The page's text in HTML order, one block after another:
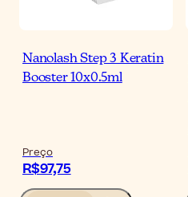
Nanolash Step 3 Keratin
Booster 10x0.5ml
Preço
R$97,75